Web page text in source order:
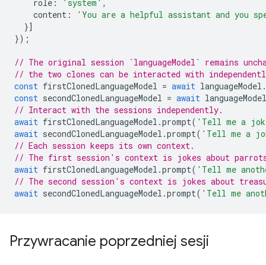
role : 'system' ,
content :
'You are a helpful assistant and you
}]
});
// The original session `languageModel` remains
// the two clones can be interacted with
const firstClonedLanguageModel = await languageModel .
const secondClonedLanguageModel = await languageModel
// Interact with the sessions independently.
await firstClonedLanguageModel .prompt( 'Tell me a
await secondClonedLanguageModel .prompt( 'Tell me a
// Each session keeps its own context.
// The first session's context is jokes about
await firstClonedLanguageModel .prompt( 'Tell me
// The second session's context is jokes about
await secondClonedLanguageModel .prompt( 'Tell me
Przywracanie poprzedniej sesji